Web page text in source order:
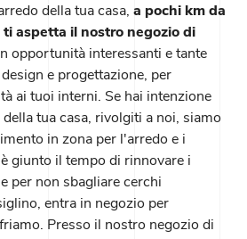
della tua casa, a pochi km da
aspetta il nostro negozio di
opportunità interessanti e tante
e progettazione, per
ai tuoi interni. Se hai intenzione
tua casa, rivolgiti a noi, siamo
in zona per l'arredo e i
giunto il tempo di rinnovare i
per non sbagliare cerchi
entra in negozio per
Presso il nostro negozio di